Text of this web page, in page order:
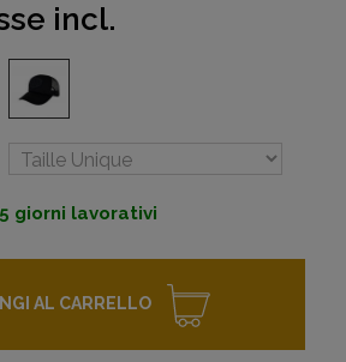
incl.
giorni lavorativi
AL CARRELLO